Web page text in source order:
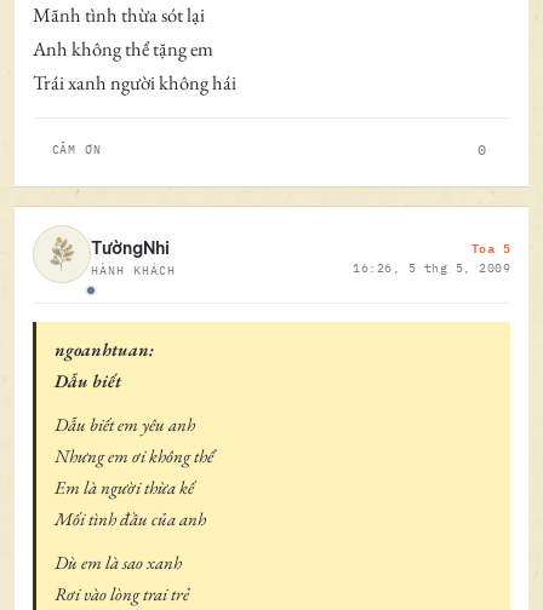
Mãnh tình thừa sót lại
Anh không thể tặng em
Trái xanh người không hái
CẢM ƠN 0
Ngoại tuyến
TườngNhi
HÀNH KHÁCH
Toa 5
16:26, 5 thg 5, 2009
ngoanhtuan:
Dẫu biết
Dẫu biết em yêu anh
Nhưng em ơi không thể
Em là người thừa kế
Mối tình đầu của anh
Dù em là sao xanh
Rơi vào lòng trai trẻ